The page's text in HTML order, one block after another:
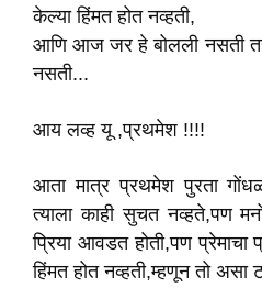
केल्या हिंमत होत नव्हती,
आणि आज जर हे बोलली नसती
नसती...
आय लव्ह यू ,प्रथमेश !!!!
आता मात्र प्रथमेश पुरता
त्याला काही सुचत नव्हते,पण
प्रिया आवडत होती,पण प्रेमाचा
हिंमत होत नव्हती,म्हणून तो असा